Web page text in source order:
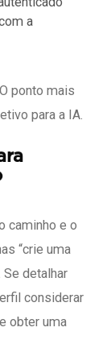
a
ponto mais
para a IA.
caminho e o
“crie uma
Se detalhar
considerar
obter uma